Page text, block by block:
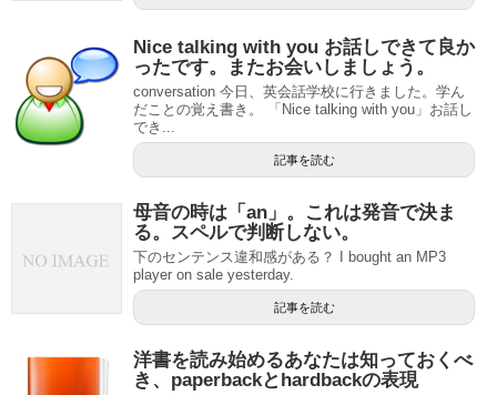
Nice talking with you お話しできて良か
ったです。またお会いしましょう。
conversation 今日、英会話学校に行きました。学ん
だことの覚え書き。 「Nice talking with you」お話し
でき...
記事を読む
母音の時は「an」。これは発音で決ま
る。スペルで判断しない。
下のセンテンス違和感がある？ I bought an MP3
player on sale yesterday.
記事を読む
洋書を読み始めるあなたは知っておくべ
き、paperbackとhardbackの表現